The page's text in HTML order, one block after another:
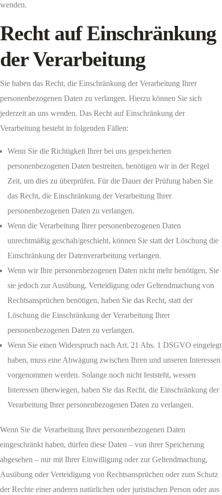
wenden.
Recht auf Einschränkung
der Verarbeitung
Sie haben das Recht, die Einschränkung der Verarbeitung Ihrer
personenbezogenen Daten zu verlangen. Hierzu können Sie sich
jederzeit an uns wenden. Das Recht auf Einschränkung der
Verarbeitung besteht in folgenden Fällen:
Wenn Sie die Richtigkeit Ihrer bei uns gespeicherten
personenbezogenen Daten bestreiten, benötigen wir in der Regel
Zeit, um dies zu überprüfen. Für die Dauer der Prüfung haben Sie
das Recht, die Einschränkung der Verarbeitung Ihrer
personenbezogenen Daten zu verlangen.
Wenn die Verarbeitung Ihrer personenbezogenen Daten
unrechtmäßig geschah/geschieht, können Sie statt der Löschung die
Einschränkung der Datenverarbeitung verlangen.
Wenn wir Ihre personenbezogenen Daten nicht mehr benötigen, Sie
sie jedoch zur Ausübung, Verteidigung oder Geltendmachung von
Rechtsansprüchen benötigen, haben Sie das Recht, statt der
Löschung die Einschränkung der Verarbeitung Ihrer
personenbezogenen Daten zu verlangen.
Wenn Sie einen Widerspruch nach Art. 21 Abs. 1 DSGVO eingelegt
haben, muss eine Abwägung zwischen Ihren und unseren Interessen
vorgenommen werden. Solange noch nicht feststeht, wessen
Interessen überwiegen, haben Sie das Recht, die Einschränkung der
Verarbeitung Ihrer personenbezogenen Daten zu verlangen.
Wenn Sie die Verarbeitung Ihrer personenbezogenen Daten
eingeschränkt haben, dürfen diese Daten – von ihrer Speicherung
abgesehen – nur mit Ihrer Einwilligung oder zur Geltendmachung,
Ausübung oder Verteidigung von Rechtsansprüchen oder zum Schutz
der Rechte einer anderen natürlichen oder juristischen Person oder aus